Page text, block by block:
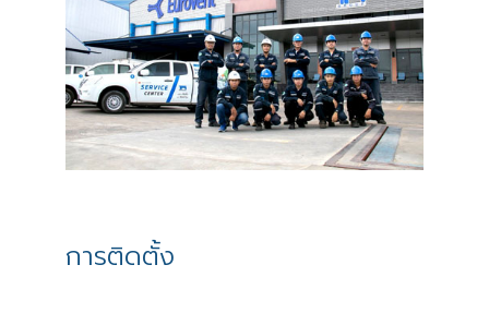
การติดตั้ง